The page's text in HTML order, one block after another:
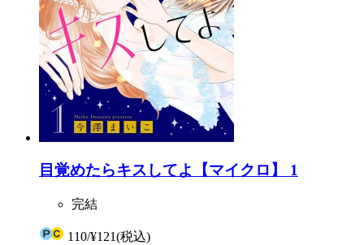
目覚めたらキスしてよ【マイクロ】 1
完結
110/¥121(税込)